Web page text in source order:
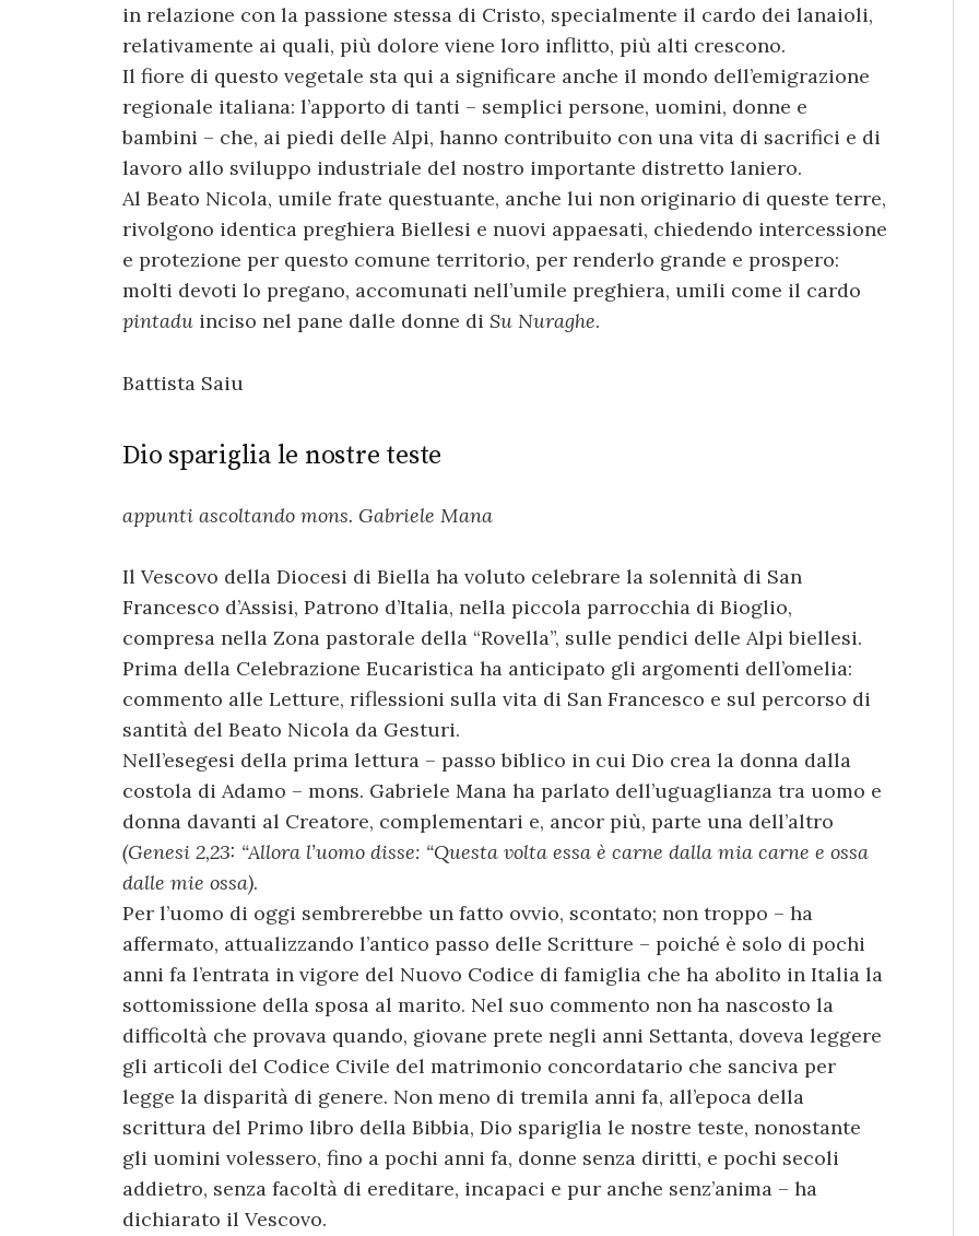
in relazione con la passione stessa di Cristo, specialmente il cardo dei lanaioli,
relativamente ai quali, più dolore viene loro inflitto, più alti crescono.
Il fiore di questo vegetale sta qui a significare anche il mondo dell’emigrazione
regionale italiana: l’apporto di tanti – semplici persone, uomini, donne e
bambini – che, ai piedi delle Alpi, hanno contribuito con una vita di sacrifici e di
lavoro allo sviluppo industriale del nostro importante distretto laniero.
Al Beato Nicola, umile frate questuante, anche lui non originario di queste terre,
rivolgono identica preghiera Biellesi e nuovi appaesati, chiedendo intercessione
e protezione per questo comune territorio, per renderlo grande e prospero:
molti devoti lo pregano, accomunati nell’umile preghiera, umili come il cardo
pintadu inciso nel pane dalle donne di Su Nuraghe.
Battista Saiu
Dio spariglia le nostre teste
appunti ascoltando mons. Gabriele Mana
Il Vescovo della Diocesi di Biella ha voluto celebrare la solennità di San
Francesco d’Assisi, Patrono d’Italia, nella piccola parrocchia di Bioglio,
compresa nella Zona pastorale della “Rovella”, sulle pendici delle Alpi biellesi.
Prima della Celebrazione Eucaristica ha anticipato gli argomenti dell’omelia:
commento alle Letture, riflessioni sulla vita di San Francesco e sul percorso di
santità del Beato Nicola da Gesturi.
Nell’esegesi della prima lettura – passo biblico in cui Dio crea la donna dalla
costola di Adamo – mons. Gabriele Mana ha parlato dell’uguaglianza tra uomo e
donna davanti al Creatore, complementari e, ancor più, parte una dell’altro
(Genesi 2,23: “Allora l’uomo disse: “Questa volta essa è carne dalla mia carne e ossa
dalle mie ossa).
Per l’uomo di oggi sembrerebbe un fatto ovvio, scontato; non troppo – ha
affermato, attualizzando l’antico passo delle Scritture – poiché è solo di pochi
anni fa l’entrata in vigore del Nuovo Codice di famiglia che ha abolito in Italia la
sottomissione della sposa al marito. Nel suo commento non ha nascosto la
difficoltà che provava quando, giovane prete negli anni Settanta, doveva leggere
gli articoli del Codice Civile del matrimonio concordatario che sanciva per
legge la disparità di genere. Non meno di tremila anni fa, all’epoca della
scrittura del Primo libro della Bibbia, Dio spariglia le nostre teste, nonostante
gli uomini volessero, fino a pochi anni fa, donne senza diritti, e pochi secoli
addietro, senza facoltà di ereditare, incapaci e pur anche senz’anima – ha
dichiarato il Vescovo.